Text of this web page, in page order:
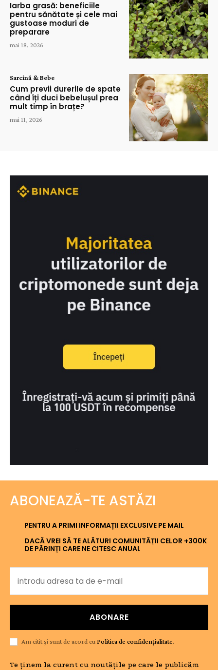
Iarba grasă: beneficiile
pentru sănătate și cele mai
gustoase moduri de
preparare
mai 18, 2026
Sarcină & Bebe
Cum previi durerile de spate
când îți duci bebelușul prea
mult timp în brațe?
mai 11, 2026
ABONEAZĂ-TE ASTĂZI
PENTRU A PRIMI INFORMAȚII EXCLUSIVE PE MAIL
DACĂ VREI SĂ TE ALĂTURI COMUNITĂȚII CELOR +300K
DE PĂRINȚI CARE NE CITESC ANUAL
ABONARE
Am citit și sunt de acord cu Politica de confidențialitate.
Te ținem la curent cu noutățile pe care le publicăm